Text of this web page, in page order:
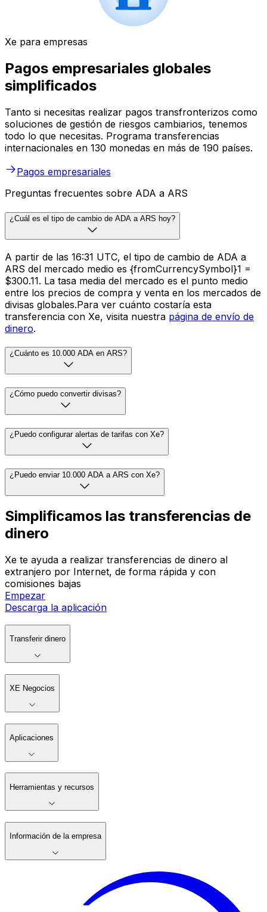
Xe para empresas
Pagos empresariales globales
simplificados
Tanto si necesitas realizar pagos transfronterizos como
soluciones de gestión de riesgos cambiarios, tenemos
todo lo que necesitas. Programa transferencias
internacionales en 130 monedas en más de 190 países.
Pagos empresariales
Preguntas frecuentes sobre ADA a ARS
¿Cuál es el tipo de cambio de ADA a ARS hoy?
A partir de las 16:31 UTC, el tipo de cambio de ADA a
ARS del mercado medio es {fromCurrencySymbol}1 =
$300.11. La tasa media del mercado es el punto medio
entre los precios de compra y venta en los mercados de
divisas globales.Para ver cuánto costaría esta
transferencia con Xe, visita nuestra página de envío de
dinero.
¿Cuánto es 10.000 ADA en ARS?
¿Cómo puedo convertir divisas?
¿Puedo configurar alertas de tarifas con Xe?
¿Puedo enviar 10.000 ADA a ARS con Xe?
Simplificamos las transferencias de
dinero
Xe te ayuda a realizar transferencias de dinero al
extranjero por Internet, de forma rápida y con
comisiones bajas
Empezar
Descarga la aplicación
Transferir dinero
XE Negocios
Aplicaciones
Herramientas y recursos
Información de la empresa